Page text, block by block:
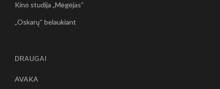
Kino studija „Mėgėjas“
„Oskarų“ belaukiant
DRAUGAI
AVAKA